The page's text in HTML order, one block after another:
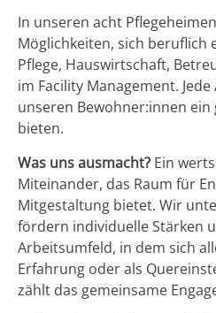
In unseren acht
Möglichkeiten, sich beruflich
Pflege, Hauswirtschaft,
im Facility Management.
unseren Bewohner:innen ein
bieten.
Was uns ausmacht? Ein
Miteinander, das Raum für
Mitgestaltung bietet. Wir
fördern individuelle Stärken
Arbeitsumfeld, in dem sich
Erfahrung oder als
zählt das gemeinsame